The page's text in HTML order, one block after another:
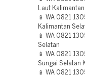
Laut
📱 WA 0821
Kalimantan
📱 WA 0821
Selatan
📱 WA 0821
Sungai Selatan
📱 WA 0821